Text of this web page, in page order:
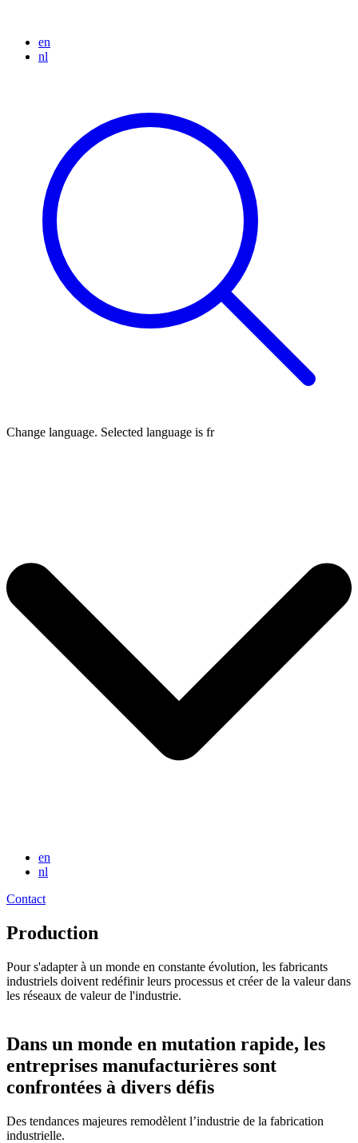
en
nl
Change language. Selected language is fr
en
nl
Contact
Production
Pour s'adapter à un monde en constante évolution, les fabricants
industriels doivent redéfinir leurs processus et créer de la valeur dans
les réseaux de valeur de l'industrie.
Dans un monde en mutation rapide, les
entreprises manufacturières sont
confrontées à divers défis
Des tendances majeures remodèlent l’industrie de la fabrication
industrielle.